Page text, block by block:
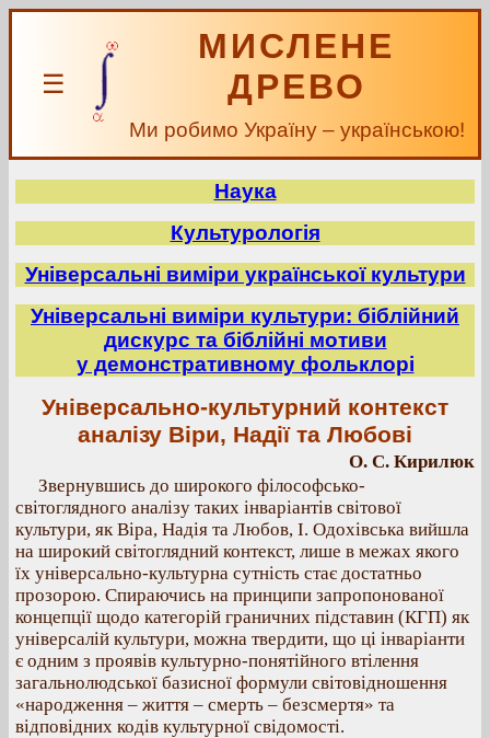
☰
МИСЛЕНЕ
ДРЕВО
Ми робимо Україну – українською!
Наука
Культурологія
Універсальні виміри української культури
Універсальні виміри культури: біблійний
дискурс та біблійні мотиви
у демонстративному фольклорі
Універсально-культурний контекст
аналізу Віри, Надії та Любові
О. С. Кирилюк
Звернувшись до широкого філософсько-
світоглядного аналізу таких інваріантів світової
культури, як Віра, Надія та Любов, І. Одохівська вийшла
на широкий світоглядний контекст, лише в межах якого
їх універсально-культурна сутність стає достатньо
прозорою. Спираючись на принципи запропонованої
концепції щодо категорій граничних підставин (КГП) як
універсалій культури, можна твердити, що ці інваріанти
є одним з проявів культурно-понятійного втілення
загальнолюдської базисної формули світовідношення
«народження – життя – смерть – безсмертя» та
відповідних кодів культурної свідомості.